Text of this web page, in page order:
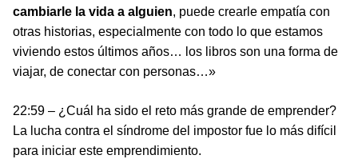
cambiarle la vida a alguien, puede crearle empatía con
otras historias, especialmente con todo lo que estamos
viviendo estos últimos años… los libros son una forma de
viajar, de conectar con personas…»
22:59 – ¿Cuál ha sido el reto más grande de emprender?
La lucha contra el síndrome del impostor fue lo más difícil
para iniciar este emprendimiento.